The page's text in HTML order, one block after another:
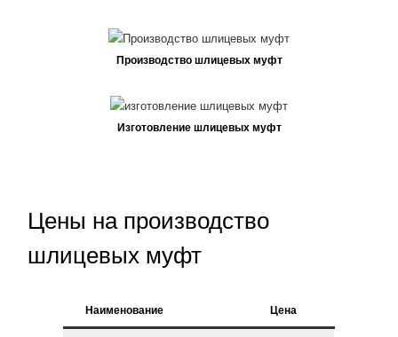
Производство шлицевых муфт
Изготовление шлицевых муфт
Цены на производство
шлицевых муфт
Наименование Цена